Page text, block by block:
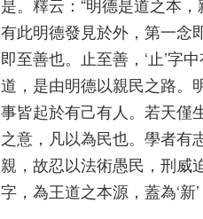
有此明德發見於外，第一念
即至善也。止至善，‘止’字
道，是由明德以親民之路。
事皆起於有己有人。若天僅
之意，凡以為民也。學者有
親，故忍以法術愚民，刑威
字，為王道之本源，蓋為‘新